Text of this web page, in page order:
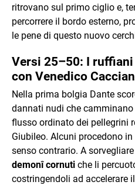
ritrovano sul primo ciglio e,
percorrere il bordo esterno,
le pene di questo nuovo
Versi 25–50: I
con Venedico
Nella prima bolgia Dante
dannati nudi che
flusso ordinato dei pellegrini
Giubileo. Alcuni procedono
senso contrario. A
demonî cornuti che li
costringendoli ad accelerare